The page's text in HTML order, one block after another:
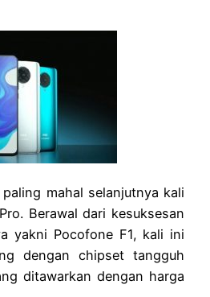
mahal selanjutnya kali
Berawal dari kesuksesan
yakni Pocofone F1, kali ini
dengan chipset tangguh
ditawarkan dengan harga